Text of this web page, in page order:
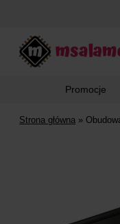
Promocje
Strona główna »